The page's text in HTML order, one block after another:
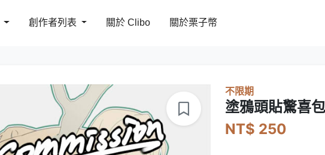
創作者列表 關於 Clibo 關於栗子幣
不限期
塗鴉頭貼驚喜包
NT$ 250